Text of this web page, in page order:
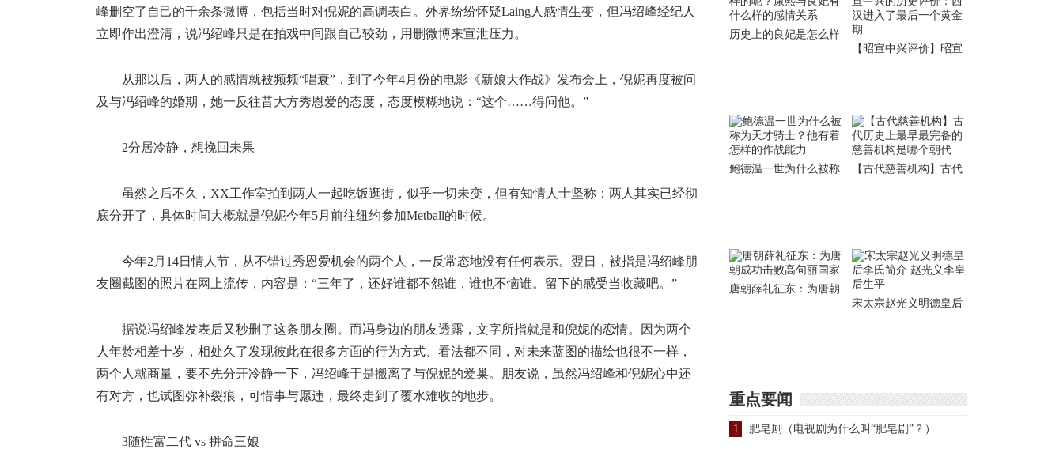
峰删空了自己的千余条微博，包括当时对倪妮的高调表白。外界纷纷怀疑Laing人感情生变，但冯绍峰经纪人
立即作出澄清，说冯绍峰只是在拍戏中间跟自己较劲，用删微博来宣泄压力。
从那以后，两人的感情就被频频“唱衰”，到了今年4月份的电影《新娘大作战》发布会上，倪妮再度被问
及与冯绍峰的婚期，她一反往昔大方秀恩爱的态度，态度模糊地说：“这个……得问他。”
2分居冷静，想挽回未果
虽然之后不久，XX工作室拍到两人一起吃饭逛街，似乎一切未变，但有知情人士坚称：两人其实已经彻
底分开了，具体时间大概就是倪妮今年5月前往纽约参加Metball的时候。
今年2月14日情人节，从不错过秀恩爱机会的两个人，一反常态地没有任何表示。翌日，被指是冯绍峰朋
友圈截图的照片在网上流传，内容是：“三年了，还好谁都不怨谁，谁也不恼谁。留下的感受当收藏吧。”
据说冯绍峰发表后又秒删了这条朋友圈。而冯身边的朋友透露，文字所指就是和倪妮的恋情。因为两个
人年龄相差十岁，相处久了发现彼此在很多方面的行为方式、看法都不同，对未来蓝图的描绘也很不一样，
两个人就商量，要不先分开冷静一下，冯绍峰于是搬离了与倪妮的爱巢。朋友说，虽然冯绍峰和倪妮心中还
有对方，也试图弥补裂痕，可惜事与愿违，最终走到了覆水难收的地步。
3随性富二代 vs 拼命三娘
历史上的良妃是怎么样
【昭宣中兴评价】昭宣
鲍德温一世为什么被称
【古代慈善机构】古代
唐朝薛礼征东：为唐朝
宋太宗赵光义明德皇后
重点要闻
1 肥皂剧（电视剧为什么叫“肥皂剧”？）